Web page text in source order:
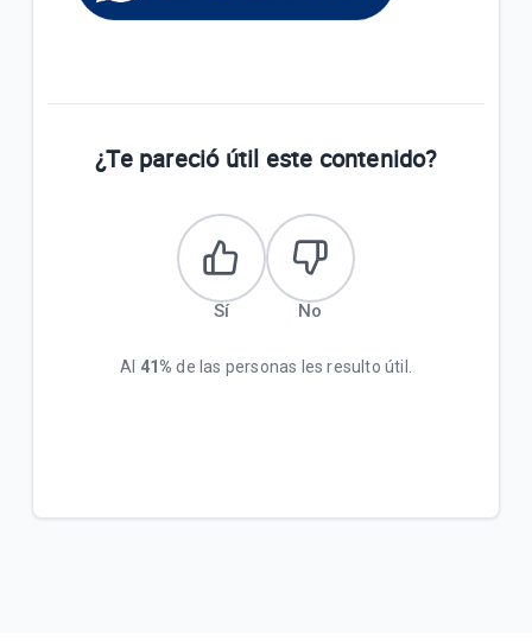
¿Te pareció útil este contenido?
Sí No
Al 41% de las personas les resulto útil.